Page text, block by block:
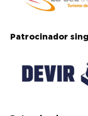
Patrocinador